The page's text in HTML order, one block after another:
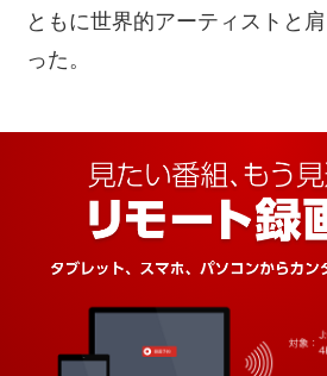
ともに世界的アーティストと
った。